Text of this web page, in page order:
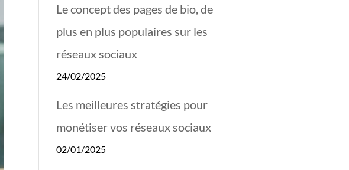
Le concept des pages de bio, de
plus en plus populaires sur les
réseaux sociaux
24/02/2025
Les meilleures stratégies pour
monétiser vos réseaux sociaux
02/01/2025